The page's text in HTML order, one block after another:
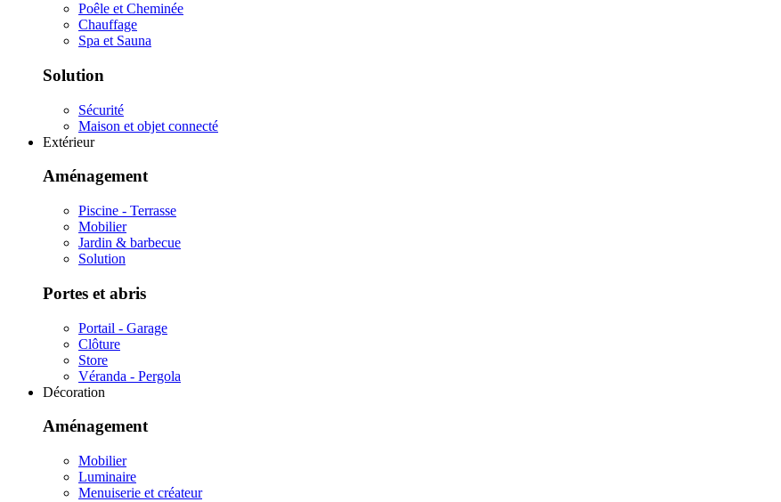
Poêle et Cheminée
Chauffage
Spa et Sauna
Solution
Sécurité
Maison et objet connecté
Extérieur
Aménagement
Piscine - Terrasse
Mobilier
Jardin & barbecue
Solution
Portes et abris
Portail - Garage
Clôture
Store
Véranda - Pergola
Décoration
Aménagement
Mobilier
Luminaire
Menuiserie et créateur